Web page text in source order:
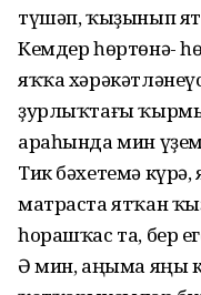
түшәп, ҡыҙынып
Кемдер һөртөнә-
яҡҡа
ҙурлыҡтағы
араһында мин
Тик бәхетемә
матраста ятҡан
һорашҡас та, бер
Ә мин, аңыма яңы